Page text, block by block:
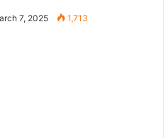
7, 2025 1,713